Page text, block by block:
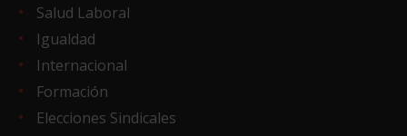
Salud Laboral
Igualdad
Internacional
Formación
Elecciones Sindicales